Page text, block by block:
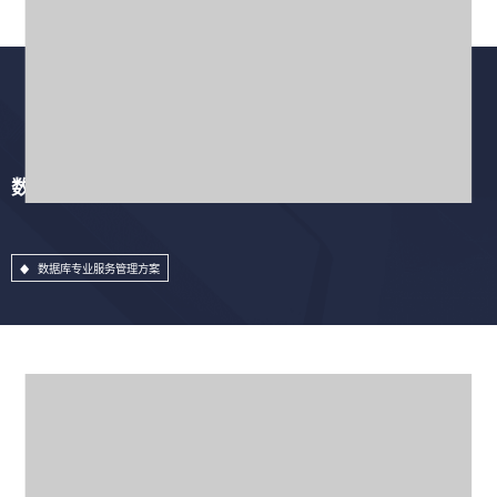
数据库专业服务管理方案
数据库专业服务管理方案